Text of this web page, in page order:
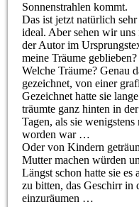
Sonnenstrahlen kommt.
Das ist jetzt natürlich
ideal. Aber sehen wir
der Autor im
meine Träume geblieben?
Welche Träume? Genau
gezeichnet, von einer
Gezeichnet hatte sie
träumte ganz hinten in
Tagen, als sie
worden war …
Oder von Kindern
Mutter machen würden
Längst schon hatte sie es
zu bitten, das Geschirr in
einzuräumen …